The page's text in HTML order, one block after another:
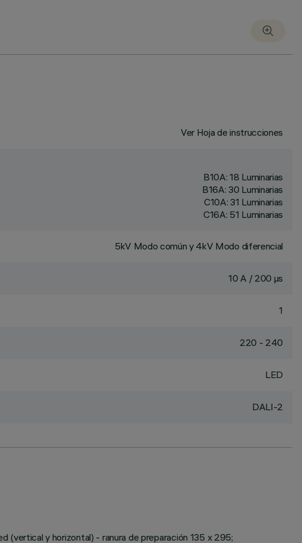
Ver Hoja de instrucciones
B10A: 18 Luminarias
B16A: 30 Luminarias
C10A: 31 Luminarias
C16A: 51 Luminarias
5kV Modo común y 4kV Modo diferencial
10 A / 200 µs
1
220 - 240
LED
DALI-2
(vertical y horizontal) - ranura de preparación 135 x 295;